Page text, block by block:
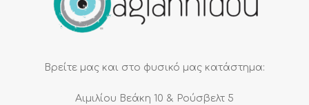
Βρείτε μας και στο φυσικό μας κατάστημα:
Αιμιλίου Βεάκη 10 & Ρούσβελτ 5